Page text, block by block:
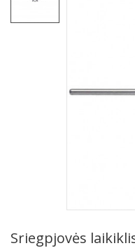
Sriegpjovės